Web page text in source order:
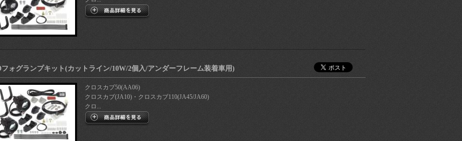
ォグランプキット(カットライン/10W/2個入/アンダーフレーム装着車用)
クロスカブ50(AA06)
クロスカブ(JA10)・クロスカブ110(JA45/JA60)
クロ...